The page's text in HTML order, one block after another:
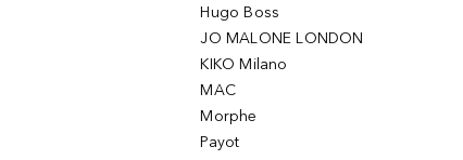
Hugo Boss
JO MALONE LONDON
KIKO Milano
MAC
Morphe
Payot